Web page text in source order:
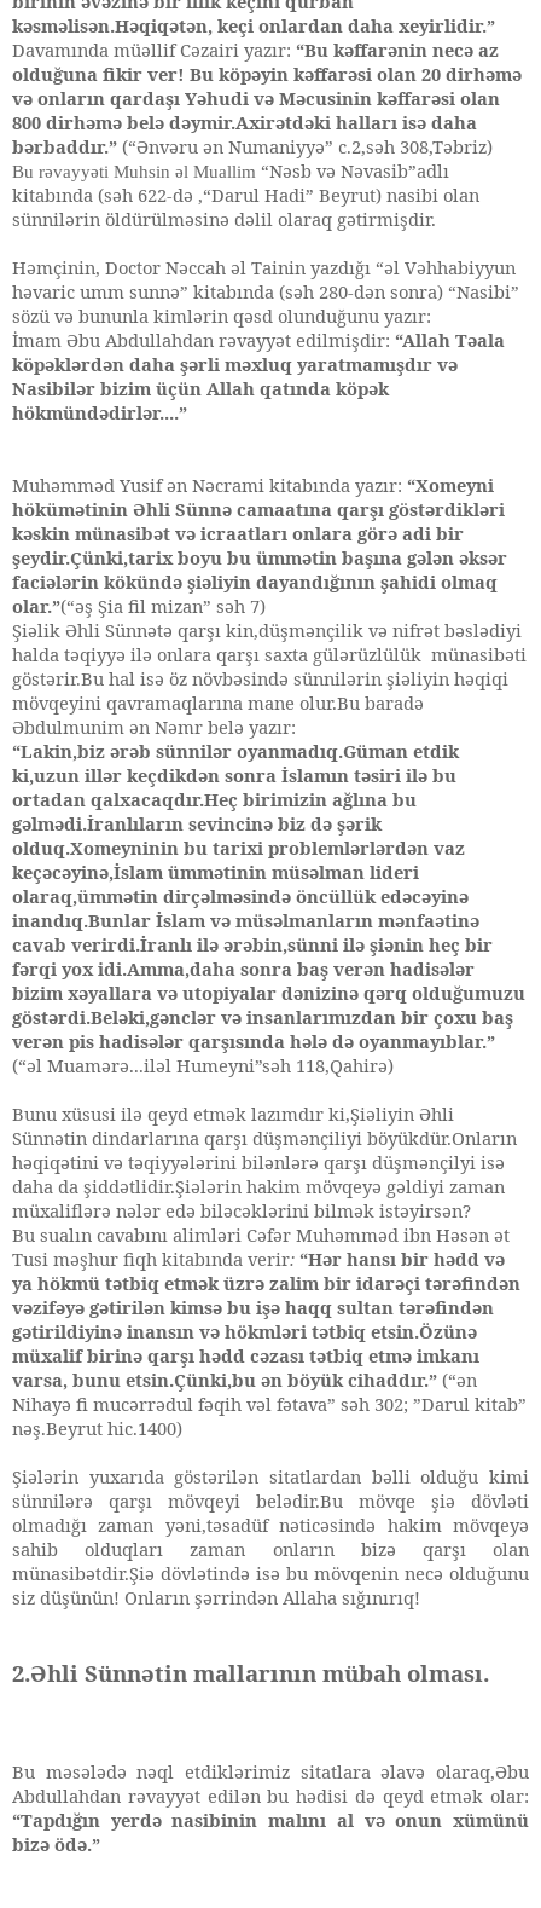
kəsməlisən.Həqiqətən, keçi onlardan daha xeyirlidir.”
Davamında müəllif Cəzairi yazır: “Bu kəffarənin necə az
olduğuna fikir ver! Bu köpəyin kəffarəsi olan 20 dirhəmə
və onların qardaşı Yəhudi və Məcusinin kəffarəsi olan
800 dirhəmə belə dəymir.Axirətdəki halları isə daha
bərbaddır.” (“Ənvəru ən Numaniyyə” c.2,səh 308,Təbriz)
Bu rəvayyəti Muhsin əl Muallim “Nəsb və Nəvasib”adlı
kitabında (səh 622-də ,“Darul Hadi” Beyrut) nasibi olan
sünnilərin öldürülməsinə dəlil olaraq gətirmişdir.
Həmçinin, Doctor Nəccah əl Tainin yazdığı “əl Vəhhabiyyun
həvaric umm sunnə” kitabında (səh 280-dən sonra) “Nasibi”
sözü və bununla kimlərin qəsd olunduğunu yazır:
İmam Əbu Abdullahdan rəvayyət edilmişdir: “Allah Təala
köpəklərdən daha şərli məxluq yaratmamışdır və
Nasibilər bizim üçün Allah qatında köpək
hökmündədirlər....”
Muhəmməd Yusif ən Nəcrami kitabında yazır: “Xomeyni
hökümətinin Əhli Sünnə camaatına qarşı göstərdikləri
kəskin münasibət və icraatları onlara görə adi bir
şeydir.Çünki,tarix boyu bu ümmətin başına gələn əksər
faciələrin kökündə şiəliyin dayandığının şahidi olmaq
olar.”(“əş Şia fil mizan” səh 7)
Şiəlik Əhli Sünnətə qarşı kin,düşmənçilik və nifrət bəslədiyi
halda təqiyyə ilə onlara qarşı saxta gülərüzlülük münasibəti
göstərir.Bu hal isə öz növbəsində sünnilərin şiəliyin həqiqi
mövqeyini qavramaqlarına mane olur.Bu baradə
Əbdulmunim ən Nəmr belə yazır:
“Lakin,biz ərəb sünnilər oyanmadıq.Güman etdik
ki,uzun illər keçdikdən sonra İslamın təsiri ilə bu
ortadan qalxacaqdır.Heç birimizin ağlına bu
gəlmədi.İranlıların sevincinə biz də şərik
olduq.Xomeyninin bu tarixi problemlərlərdən vaz
keçəcəyinə,İslam ümmətinin müsəlman lideri
olaraq,ümmətin dirçəlməsində öncüllük edəcəyinə
inandıq.Bunlar İslam və müsəlmanların mənfaətinə
cavab verirdi.İranlı ilə ərəbin,sünni ilə şiənin heç bir
fərqi yox idi.Amma,daha sonra baş verən hadisələr
bizim xəyallara və utopiyalar dənizinə qərq olduğumuzu
göstərdi.Beləki,gənclər və insanlarımızdan bir çoxu baş
verən pis hadisələr qarşısında hələ də oyanmayıblar.”
(“əl Muamərə...iləl Humeyni”səh 118,Qahirə)
Bunu xüsusi ilə qeyd etmək lazımdır ki,Şiəliyin Əhli
Sünnətin dindarlarına qarşı düşmənçiliyi böyükdür.Onların
həqiqətini və təqiyyələrini bilənlərə qarşı düşmənçilyi isə
daha da şiddətlidir.Şiələrin hakim mövqeyə gəldiyi zaman
müxaliflərə nələr edə biləcəklərini bilmək istəyirsən?
Bu sualın cavabını alimləri Cəfər Muhəmməd ibn Həsən ət
Tusi məşhur fiqh kitabında verir: “Hər hansı bir hədd və
ya hökmü tətbiq etmək üzrə zalim bir idarəçi tərəfindən
vəzifəyə gətirilən kimsə bu işə haqq sultan tərəfindən
gətirildiyinə inansın və hökmləri tətbiq etsin.Özünə
müxalif birinə qarşı hədd cəzası tətbiq etmə imkanı
varsa, bunu etsin.Çünki,bu ən böyük cihaddır.” (“ən
Nihayə fi mucərrədul fəqih vəl fətava” səh 302; ”Darul kitab”
nəş.Beyrut hic.1400)
Şiələrin yuxarıda göstərilən sitatlardan bəlli olduğu kimi
sünnilərə qarşı mövqeyi belədir.Bu mövqe şiə dövləti
olmadığı zaman yəni,təsadüf nəticəsində hakim mövqeyə
sahib olduqları zaman onların bizə qarşı olan
münasibətdir.Şiə dövlətində isə bu mövqenin necə olduğunu
siz düşünün! Onların şərrindən Allaha sığınırıq!
2.Əhli Sünnətin mallarının mübah olması.
Bu məsələdə nəql etdiklərimiz sitatlara əlavə olaraq,Əbu
Abdullahdan rəvayyət edilən bu hədisi də qeyd etmək olar:
“Tapdığın yerdə nasibinin malını al və onun xümünü
bizə ödə.”